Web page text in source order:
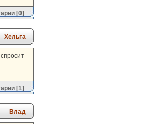
[0]
Хельга
[1]
Влад